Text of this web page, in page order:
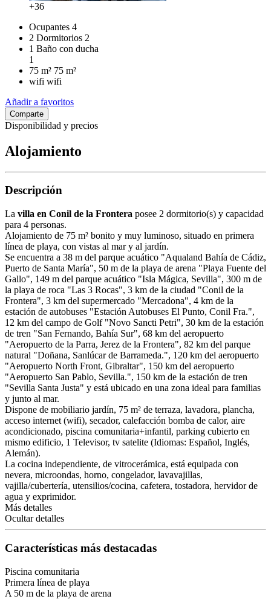
+36
Ocupantes 4
2 Dormitorios 2
1 Baño con ducha
1
75 m² 75 m²
wifi wifi
Añadir a favoritos
Comparte
Disponibilidad y precios
Alojamiento
Descripción
La villa en Conil de la Frontera posee 2 dormitorio(s) y capacidad
para 4 personas.
Alojamiento de 75 m² bonito y muy luminoso, situado en primera
línea de playa, con vistas al mar y al jardín.
Se encuentra a 38 m del parque acuático "Aqualand Bahía de Cádiz,
Puerto de Santa María", 50 m de la playa de arena "Playa Fuente del
Gallo", 149 m del parque acuático "Isla Mágica, Sevilla", 300 m de
la playa de roca "Las 3 Rocas", 3 km de la ciudad "Conil de la
Frontera", 3 km del supermercado "Mercadona", 4 km de la
estación de autobuses "Estación Autobuses El Punto, Conil Fra.",
12 km del campo de Golf "Novo Sancti Petri", 30 km de la estación
de tren "San Fernando, Bahía Sur", 68 km del aeropuerto
"Aeropuerto de la Parra, Jerez de la Frontera", 82 km del parque
natural "Doñana, Sanlúcar de Barrameda.", 120 km del aeropuerto
"Aeropuerto North Front, Gibraltar", 150 km del aeropuerto
"Aeropuerto San Pablo, Sevilla.", 150 km de la estación de tren
"Sevilla Santa Justa" y está ubicado en una zona ideal para familias
y junto al mar.
Dispone de mobiliario jardín, 75 m² de terraza, lavadora, plancha,
acceso internet (wifi), secador, calefacción bomba de calor, aire
acondicionado, piscina comunitaria+infantil, parking cubierto en
mismo edificio, 1 Televisor, tv satelite (Idiomas: Español, Inglés,
Alemán).
La cocina independiente, de vitrocerámica, está equipada con
nevera, microondas, horno, congelador, lavavajillas,
vajilla/cubertería, utensilios/cocina, cafetera, tostadora, hervidor de
agua y exprimidor.
Más detalles
Ocultar detalles
Características más destacadas
Piscina comunitaria
Primera línea de playa
A 50 m de la playa de arena